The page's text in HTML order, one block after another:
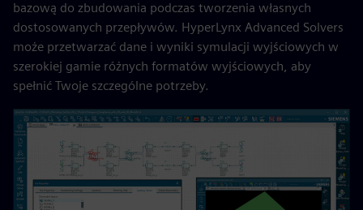
bazową do zbudowania podczas tworzenia własnych
dostosowanych przepływów. HyperLynx Advanced Solvers
może przetwarzać dane i wyniki symulacji wyjściowych w
szerokiej gamie różnych formatów wyjściowych, aby
spełnić Twoje szczególne potrzeby.